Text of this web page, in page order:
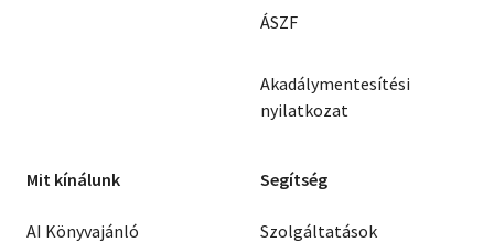
ÁSZF
Akadálymentesítési
nyilatkozat
Mit kínálunk
AI Könyvajánló
Segítség
Szolgáltatások